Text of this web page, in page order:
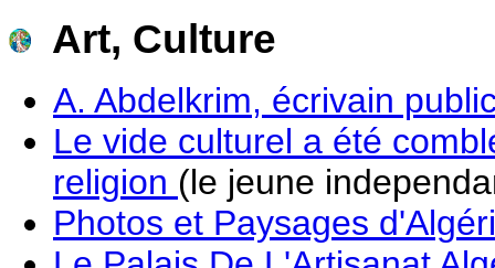
Art, Culture
A. Abdelkrim, écrivain
Le vide culturel a été
religion (le jeune
Photos et Paysages